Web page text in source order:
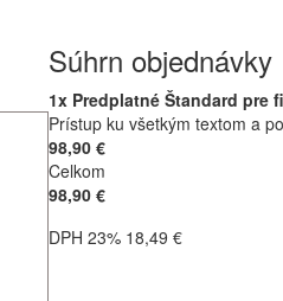
Súhrn objednávky
1x Predplatné Štandard pre
Prístup ku všetkým textom a
98,90 €
Celkom
98,90 €
DPH 23% 18,49 €